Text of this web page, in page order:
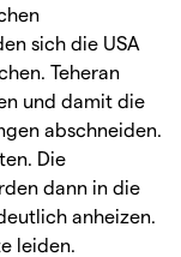
sich die USA
Teheran
und damit die
abschneiden.
Die
dann in die
anheizen.
leiden.